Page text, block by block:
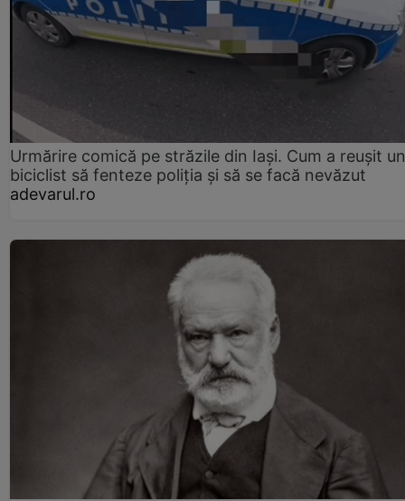
Urmărire comică pe străzile din Iași. Cum a reușit un
biciclist să fenteze poliția și să se facă nevăzut
adevarul.ro